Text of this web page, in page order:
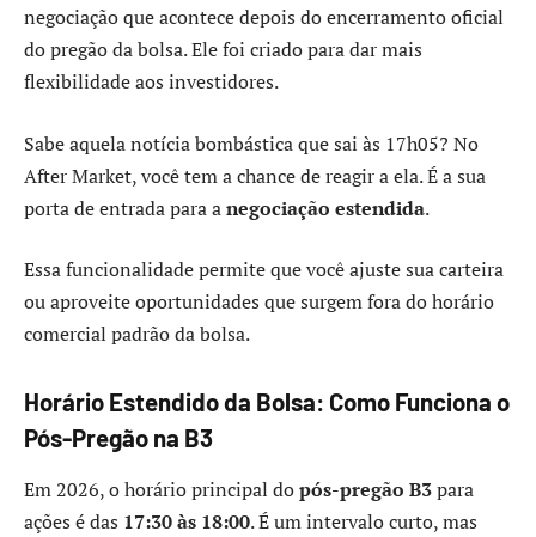
negociação que acontece depois do encerramento oficial
do pregão da bolsa. Ele foi criado para dar mais
flexibilidade aos investidores.
Sabe aquela notícia bombástica que sai às 17h05? No
After Market, você tem a chance de reagir a ela. É a sua
porta de entrada para anegociação estendida.
Essa funcionalidade permite que você ajuste sua carteira
ou aproveite oportunidades que surgem fora do horário
comercial padrão da bolsa.
Horário Estendido da Bolsa: Como Funciona o
Pós-Pregão na B3
Em 2026, o horário principal dopós-pregão B3para
ações é das 17:30 às 18:00. É um intervalo curto, mas